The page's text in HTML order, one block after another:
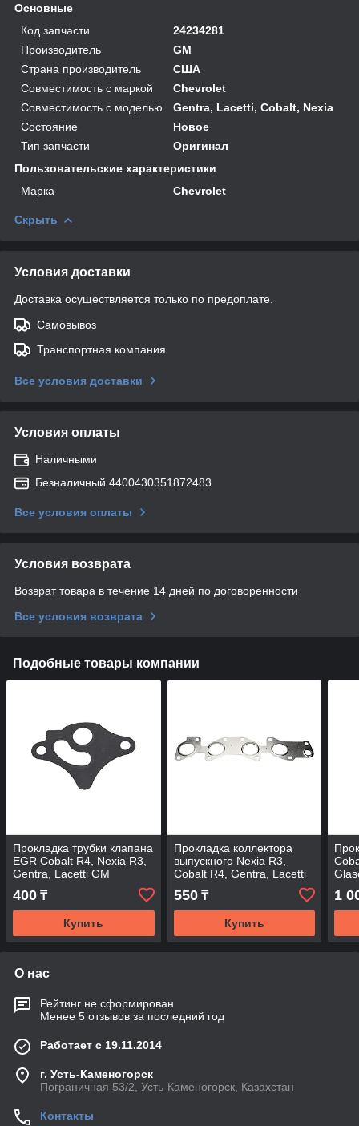
Основные
Код запчасти
24234281
Производитель
GM
Страна производитель
США
Совместимость с маркой
Chevrolet
Совместимость с моделью
Gentra, Lacetti, Cobalt, Nexia
Состояние
Новое
Тип запчасти
Оригинал
Пользовательские характеристики
Марка
Chevrolet
Скрыть
Условия доставки
Доставка осуществляется только по предоплате.
Самовывоз
Транспортная компания
Все условия доставки
Условия оплаты
Наличными
Безналичный 4400430351872483
Все условия оплаты
Условия возврата
Возврат товара в течение 14 дней по договоренности
Все условия возврата
Подобные товары компании
Прокладка трубки клапана
EGR Cobalt R4, Nexia R3,
Gentra, Lacetti GM
400 ₸
Купить
Прокладка коллектора
выпускного Nexia R3,
Cobalt R4, Gentra, Lacetti
UZ-DW
550₸
Купить
1
О нас
Рейтинг не сформирован
Менее 5 отзывов за последний год
Работает с 19.11.2014
г. Усть-Каменогорск
Пограничная 53/2, Усть-Каменогорск, Казахстан
Контакты